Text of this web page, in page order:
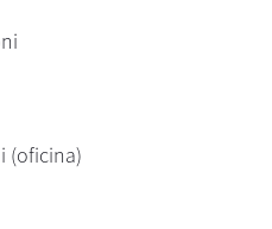
(oficina)